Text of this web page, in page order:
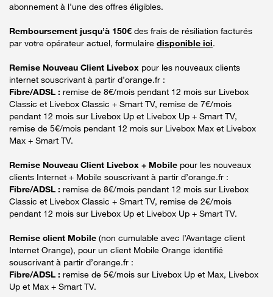
abonnement à l’une des offres éligibles.
Remboursement jusqu’à 150€ des frais de résiliation facturés
par votre opérateur actuel, formulaire disponible ici.
Remise Nouveau Client Livebox pour les nouveaux clients
internet souscrivant à partir d’orange.fr :
Fibre/ADSL : remise de 8€/mois pendant 12 mois sur Livebox
Classic et Livebox Classic + Smart TV, remise de 7€/mois
pendant 12 mois sur Livebox Up et Livebox Up + Smart TV,
remise de 5€/mois pendant 12 mois sur Livebox Max et Livebox
Max + Smart TV.
Remise Nouveau Client Livebox + Mobile pour les nouveaux
clients Internet + Mobile souscrivant à partir d’orange.fr :
Fibre/ADSL : remise de 8€/mois pendant 12 mois sur Livebox
Classic et Livebox Classic + Smart TV, remise de 2€/mois
pendant 12 mois sur Livebox Up et Livebox Up + Smart TV.
Remise client Mobile (non cumulable avec l’Avantage client
Internet Orange), pour un client Mobile Orange identifié
souscrivant à partir d’orange.fr :
Fibre/ADSL : remise de 5€/mois sur Livebox Up et Max, Livebox
Up et Max + Smart TV.